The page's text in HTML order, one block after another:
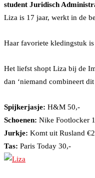
student Juridisch
Liza is 17 jaar, werkt in de
Haar favoriete kledingstuk
Het liefst shopt Liza bij de
dan ‘niemand combineert
Spijkerjasje: H&M 50,-
Schoenen: Nike Footlocker
Jurkje: Komt uit Rusland
Tas: Paris Today 30,-